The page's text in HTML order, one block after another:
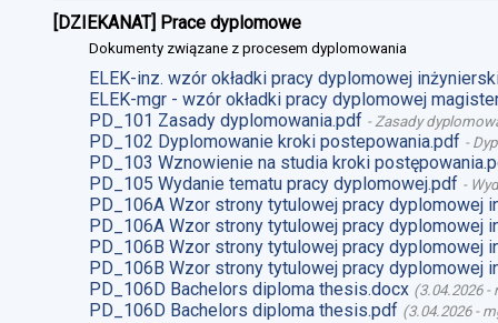
[DZIEKANAT] Prace dyplomowe
Dokumenty związane z procesem dyplomowania
ELEK-inz. wzór okładki pracy dyplomowej
ELEK-mgr - wzór okładki pracy dyplomowej
PD_101 Zasady dyplomowania.pdf - Zasady
PD_102 Dyplomowanie kroki postepowania.pdf -
PD_103 Wznowienie na studia kroki
PD_105 Wydanie tematu pracy dyplomowej.pdf -
PD_106A Wzor strony tytulowej pracy dyplomowej
PD_106A Wzor strony tytulowej pracy dyplomowej
PD_106B Wzor strony tytulowej pracy dyplomowej
PD_106B Wzor strony tytulowej pracy dyplomowej
PD_106D Bachelors diploma thesis.docx (3.04.2026-
PD_106D Bachelors diploma thesis.pdf (3.04.2026-